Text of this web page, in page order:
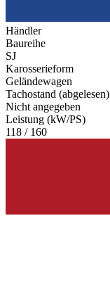
Händler
Baureihe
SJ
Karosserieform
Geländewagen
Tachostand (abgelesen)
Nicht angegeben
Leistung (kW/PS)
118 / 160